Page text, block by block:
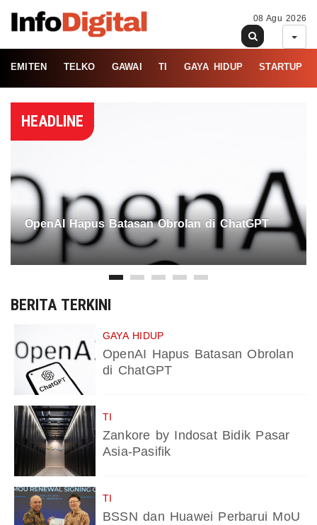
08 Agu 2026
EMITEN TELKO GAWAI TI GAYA HIDUP STARTUP
HEADLINE
OpenAI Hapus Batasan Obrolan di ChatGPT
BERITA TERKINI
GAYA HIDUP
OpenAI Hapus Batasan Obrolan
di ChatGPT
TI
Zankore by Indosat Bidik Pasar
Asia-Pasifik
TI
BSSN dan Huawei Perbarui MoU